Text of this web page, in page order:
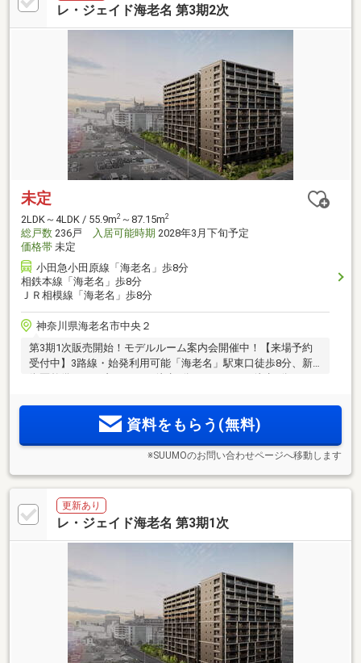
レ・ジェイド海老名 第3期2次
未定
2LDK～4LDK / 55.9m2 ～87.15m2
総戸数 236戸 入居可能時期 2028年3月下旬予定
価格帯 未定
小田急小田原線「海老名」歩8分
相鉄本線「海老名」歩8分
ＪＲ相模線「海老名」歩8分
神奈川県海老名市中央２
第3期1次販売開始！モデルルーム案内会開催中！【来場予約
受付中】3路線・始発利用可能「海老名」駅東口徒歩8分、新
資料をもらう(無料)
※SUUMOのお問い合わせページへ移動します
更新あり
レ・ジェイド海老名 第3期1次